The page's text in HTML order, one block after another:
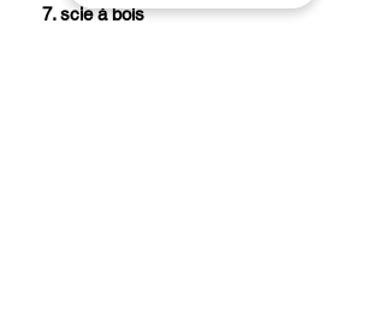
7. scie à bois